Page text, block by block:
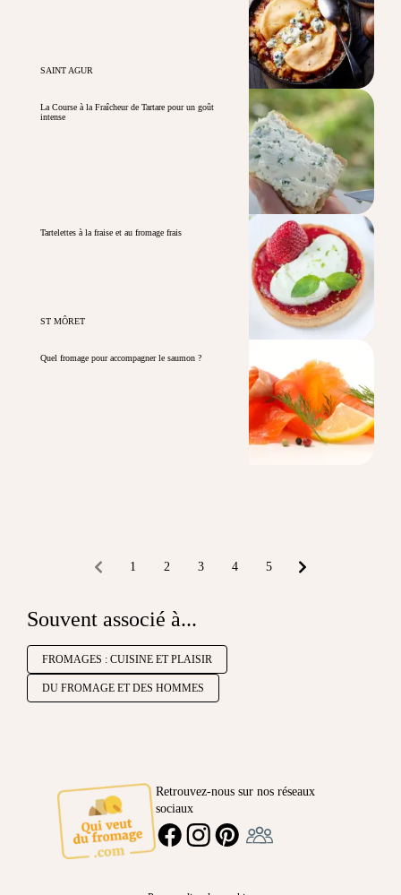
SAINT AGUR
La Course à la Fraîcheur de Tartare pour un goût
intense
Tartelettes à la fraise et au fromage frais
ST MÔRET
Quel fromage pour accompagner le saumon ?
1 2 3 4 5
Souvent associé à...
FROMAGES : CUISINE ET PLAISIR
DU FROMAGE ET DES HOMMES
Retrouvez-nous sur nos réseaux
sociaux
FACEBOOKINSTAGRAMPINTEREST